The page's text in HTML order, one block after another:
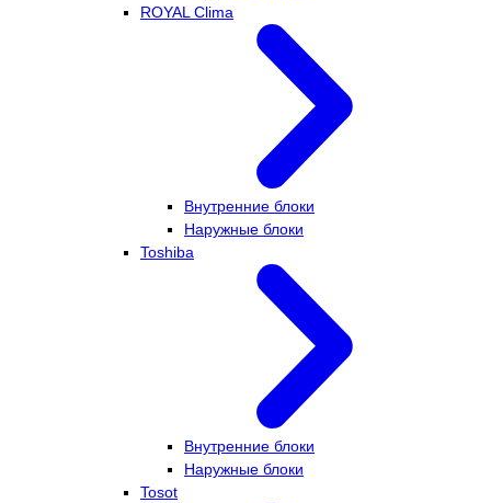
ROYAL Clima
Внутренние блоки
Наружные блоки
Toshiba
Внутренние блоки
Наружные блоки
Tosot